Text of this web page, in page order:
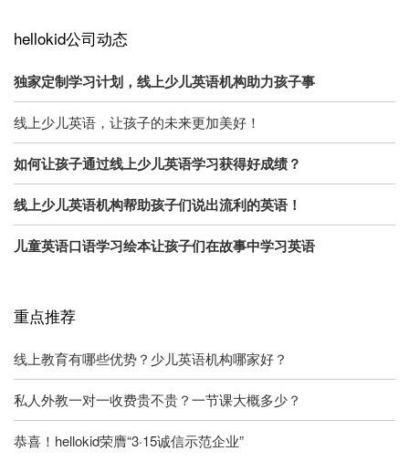
hellokid公司动态
独家定制学习计划，线上少儿英语机构助力孩子事
线上少儿英语，让孩子的未来更加美好！
如何让孩子通过线上少儿英语学习获得好成绩？
线上少儿英语机构帮助孩子们说出流利的英语！
儿童英语口语学习绘本让孩子们在故事中学习英语
重点推荐
线上教育有哪些优势？少儿英语机构哪家好？
私人外教一对一收费贵不贵？一节课大概多少？
恭喜！hellokid荣膺“3·15诚信示范企业”